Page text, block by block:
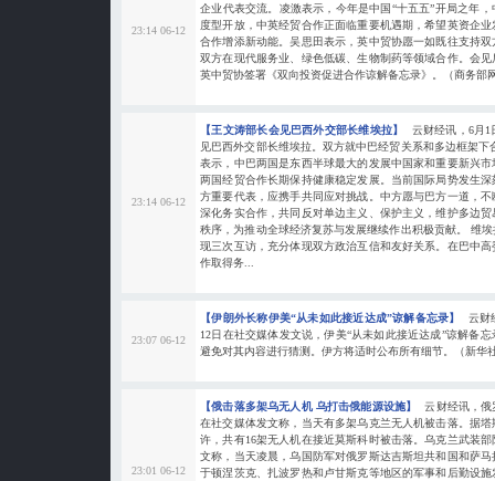
23:14 06-12
企业代表交流。凌激表示，今年是中国“十五五”开局之年
度型开放，中英经贸合作正面临重要机遇期，希望英资企
合作增添新动能。吴思田表示，英中贸协愿一如既往支持
双方在现代服务业、绿色低碳、生物制药等领域合作。会
英中贸协签署《双向投资促进合作谅解备忘录》。（商务部
23:14 06-12
【王文涛部长会见巴西外交部长维埃拉】
云财经讯，6月
见巴西外交部长维埃拉。双方就中巴经贸关系和多边框架
表示，中巴两国是东西半球最大的发展中国家和重要新兴
两国经贸合作长期保持健康稳定发展。当前国际局势发生
方重要代表，应携手共同应对挑战。中方愿与巴方一道，
深化务实合作，共同反对单边主义、保护主义，维护多边
秩序，为推动全球经济复苏与发展继续作出积极贡献。 维
现三次互访，充分体现双方政治互信和友好关系。在巴中
作取得务...
23:07 06-12
【伊朗外长称伊美“从未如此接近达成”谅解备忘录】
云财
12日在社交媒体发文说，伊美“从未如此接近达成”谅解备
避免对其内容进行猜测。伊方将适时公布所有细节。（新华
23:01 06-12
【俄击落多架乌无人机 乌打击俄能源设施】
云财经讯，俄
在社交媒体发文称，当天有多架乌克兰无人机被击落。据
许，共有16架无人机在接近莫斯科时被击落。乌克兰武装
文称，当天凌晨，乌国防军对俄罗斯达吉斯坦共和国和萨
于顿涅茨克、扎波罗热和卢甘斯克等地区的军事和后勤设